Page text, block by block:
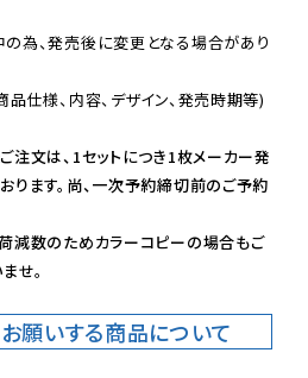
為、発売後に変更となる場合があり
仕様、内容、デザイン、発売時期等)
文は、1セットにつき1枚メーカー発
ります。尚、一次予約締切前のご予約
減数のためカラーコピーの場合もご
せ。
願いする商品について